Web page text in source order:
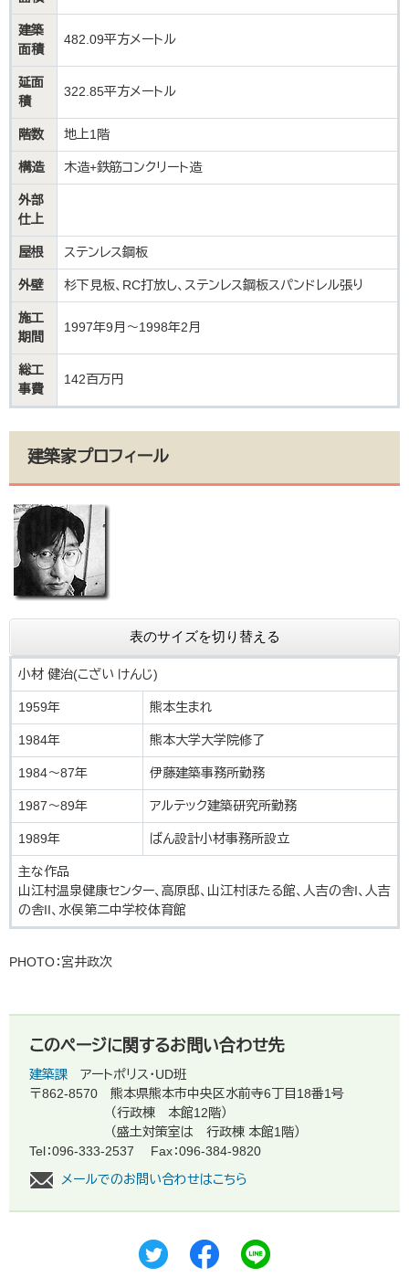
建築
面積
482.09平方メートル
延面
積
322.85平方メートル
階数 地上1階
構造 木造+鉄筋コンクリート造
外部
仕上
屋根 ステンレス鋼板
外壁 杉下見板、RC打放し、ステンレス鋼板スパンドレル張り
施工
期間
1997年9月～1998年2月
総工
事費
142百万円
建築家プロフィール
表のサイズを切り替える
小材 健治(こざい けんじ)
1959年 熊本生まれ
1984年 熊本大学大学院修了
1984～87年 伊藤建築事務所勤務
1987～89年 アルテック建築研究所勤務
1989年 ばん設計小材事務所設立
主な作品
山江村温泉健康センター、高原邸、山江村ほたる館、人吉の舎I、人吉
の舎II、水俣第二中学校体育館
PHOTO：宮井政次
このページに関するお問い合わせ先
建築課
アートポリス・UD班
〒862-8570
熊本県熊本市中央区水前寺6丁目18番1号
（行政棟 本館12階）
（盛土対策室は 行政棟 本館1階）
Tel：096-333-2537
Fax：096-384-9820
メールでのお問い合わせはこちら